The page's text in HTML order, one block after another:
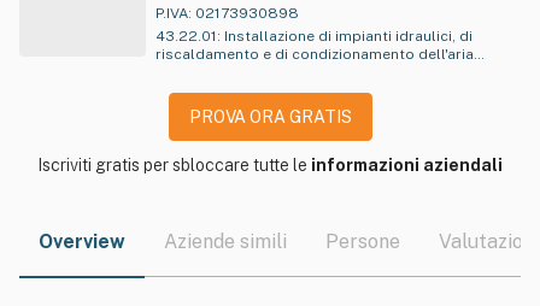
P.IVA: 02173930898
43.22.01 : Installazione di impianti idraulici, di
riscaldamento e di condizionamento dell'aria
altre opere di costruzione
PROVA ORA GRATIS
Iscriviti gratis per sbloccare tutte le informazioni aziendali
Overview Aziende simili Persone Valutazioni